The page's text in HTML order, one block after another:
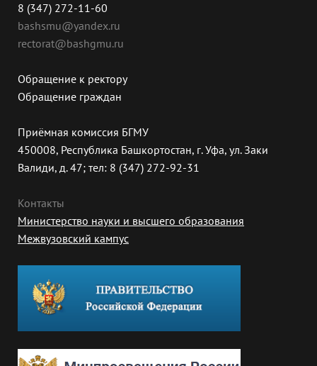
8 (347) 272-11-60
bashsmu@yandex.ru
rectorat@bashgmu.ru
Обращение к ректору
Обращение граждан
Приёмная комиссия БГМУ
450008, Республика Башкортостан, г. Уфа, ул. Заки
Валиди, д. 47; тел: 8 (347) 272-92-31
Контакты
Министерство науки и высшего образования
Межвузовский кампус